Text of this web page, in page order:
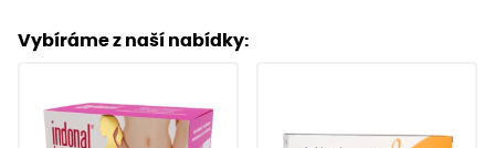
Vybíráme z naší nabídky: